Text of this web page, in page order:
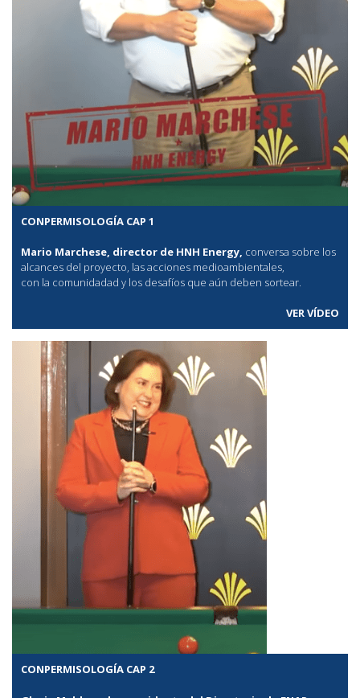
CONPERMISOLOGÍA CAP 1
Mario Marchese, director de HNH Energy, conversa sobre los
alcances del proyecto, las acciones medioambientales,
con la comunidadad y los desafíos que aún deben sortear.
VER VÍDEO
CONPERMISOLOGÍA CAP 2